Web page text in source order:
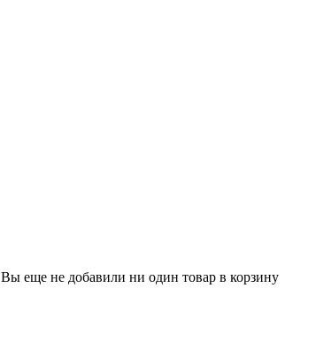
Вы еще не добавили ни один товар в корзину